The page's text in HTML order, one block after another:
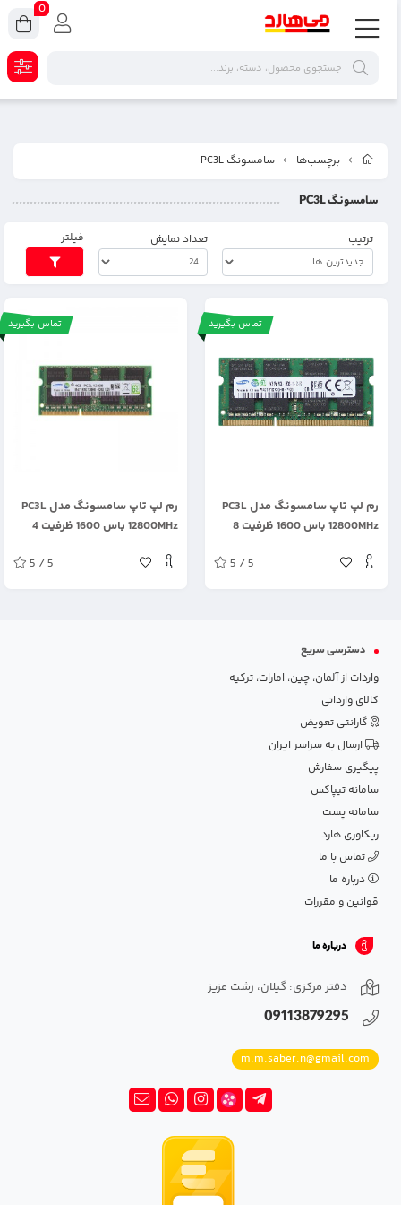
برچسب‌ها سامسونگ PC3L
سامسونگ PC3L
ترتیب تعداد نمایش فیلتر
تماس بگیرید
رم لپ تاپ سامسونگ مدل PC3L
12800MHz باس 1600 ظرفیت 8
5 / 5
تماس بگیرید
رم لپ تاپ سامسونگ مدل PC3L
12800MHz باس 1600 ظرفیت 4
5 / 5
دسترسی سریع
واردات از آلمان، چین، امارات، ترکیه
کالای وارداتی
گارانتی تعویض
ارسال به سراسر ایران
پیگیری سفارش
سامانه تیپاکس
سامانه پست
ریکاوری هارد
تماس با ما
درباره ما
قوانین و مقررات
درباره ما
دفتر مرکزی: گیلان، رشت عزیز
09113879295
m.m.saber.n@gmail.com
0